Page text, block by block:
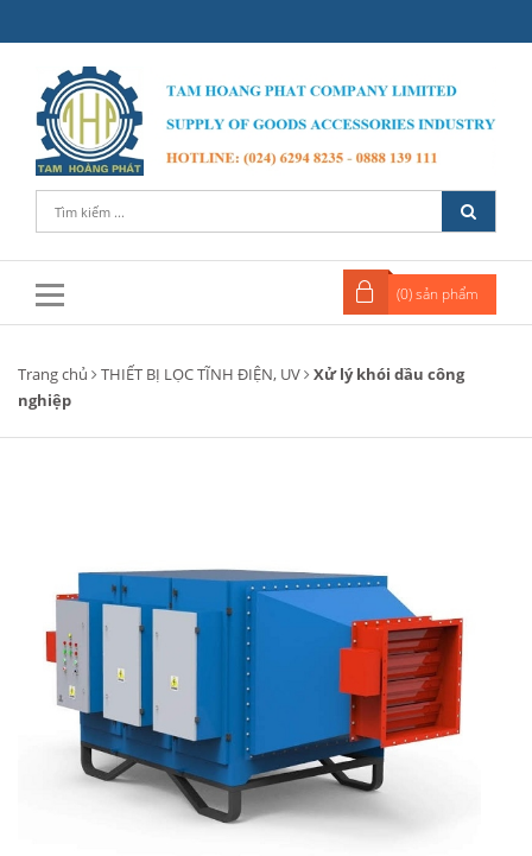
(0) sản phẩm
Trang chủ THIẾT BỊ LỌC TĨNH ĐIỆN, UV
Xử lý khói dầu công
nghiệp